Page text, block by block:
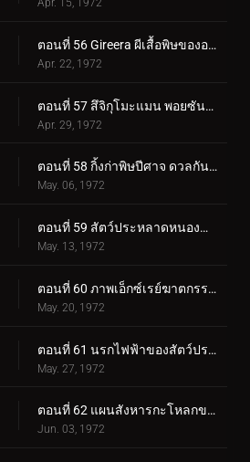
Apr. 15, 1972
ตอนที่ 56 Gireera ผีเสื้อพิษของอเมซอน
Apr. 22, 1972
ตอนที่ 57 สึจิกุโมะแมน พอยซันมอนโดะ
Apr. 29, 1972
ตอนที่ 58 กิ้งก่าพิษปีศาจ ดวลกันใน Fear Valley!!
May. 06, 1972
ตอนที่ 59 สัตว์ประหลาดหนองน้ำไร้ก้นบึ้ง มนุษย์ไส้เดือน!
May. 13, 1972
ตอนที่ 60 ภาพเอ็กซ์เรย์ฆาตกรรมของมนุษย์นกฮูกลึกลับ
May. 20, 1972
ตอนที่ 61 นรกไฟฟ้าของสัตว์ประหลาด Catfishgiller
May. 27, 1972
ตอนที่ 62 แผนสังหารกะโหลกของสัตว์ประหลาดเม่น
Jun. 03, 1972